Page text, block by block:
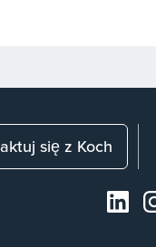
się z Koch